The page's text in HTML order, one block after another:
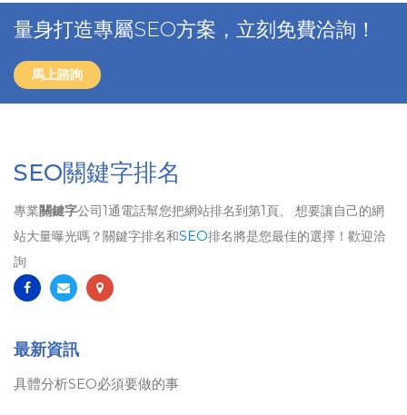
量身打造專屬SEO方案，立刻免費洽詢！
馬上諮詢
SEO關鍵字排名
專業關鍵字公司1通電話幫您把網站排名到第1頁、 想要讓自己的網
站大量曝光嗎？關鍵字排名和SEO排名將是您最佳的選擇！歡迎洽
詢
最新資訊
具體分析SEO必須要做的事